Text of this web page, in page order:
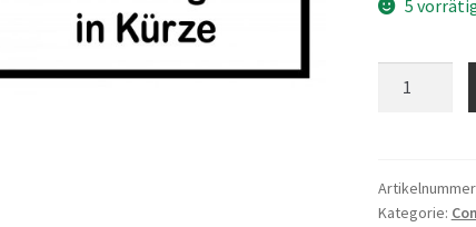
5
046A-
BK
Kategorie: